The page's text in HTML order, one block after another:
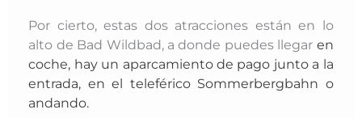
Por cierto, estas dos atracciones están en lo
alto de Bad Wildbad, a donde puedes llegar en
coche, hay un aparcamiento de pago junto a la
entrada, en el teleférico Sommerbergbahn o
andando.